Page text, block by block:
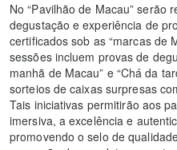
No “Pavilhão de Macau” serão
degustação e experiência de
certificados sob as “marcas de
sessões incluem provas de
manhã de Macau” e “Chá da
sorteios de caixas surpresas
Tais iniciativas permitirão aos
imersiva, a excelência e
promovendo o selo de